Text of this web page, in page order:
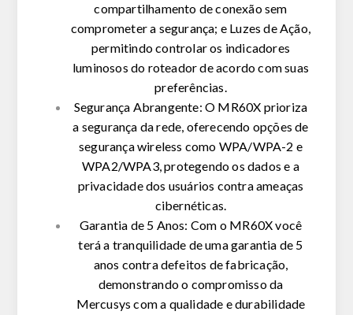
compartilhamento de conexão sem
comprometer a segurança; e Luzes de Ação,
permitindo controlar os indicadores
luminosos do roteador de acordo com suas
preferências.
Segurança Abrangente: O MR60X prioriza
a segurança da rede, oferecendo opções de
segurança wireless como WPA/WPA-2 e
WPA2/WPA3, protegendo os dados e a
privacidade dos usuários contra ameaças
cibernéticas.
Garantia de 5 Anos: Com o MR60X você
terá a tranquilidade de uma garantia de 5
anos contra defeitos de fabricação,
demonstrando o compromisso da
Mercusys com a qualidade e durabilidade